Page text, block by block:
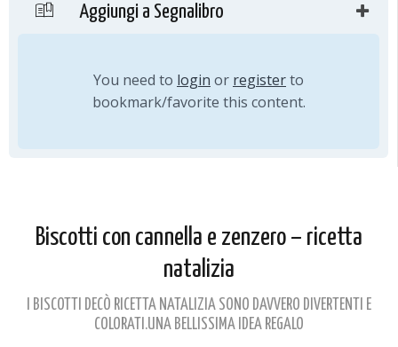
Aggiungi a Segnalibro
You need to login or registerto
bookmark/favorite this content.
Biscotti con cannella e zenzero – ricetta
natalizia
I BISCOTTI DECÒ RICETTA NATALIZIA SONO DAVVERO DIVERTENTI E
COLORATI.UNA BELLISSIMA IDEA REGALO